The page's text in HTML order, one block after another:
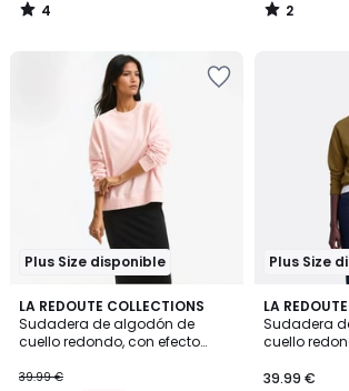
4
/
2
/
Plus Size disponible
LA REDOUTE COLLECTIONS
Sudadera de algodón de
cuello redondo, con efecto
39.99 €
3,9
/ 5
3
Colores
Plus Size
LA
Sudadera
cuello
39.99 €
3,9
/ 5
2
Colores